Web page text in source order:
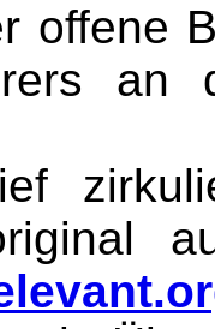
offene
an